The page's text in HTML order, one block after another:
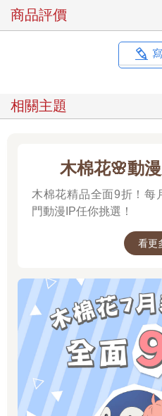
商品評價
相關主題
木棉花🌸動
木棉花精品全面9折！每
門動漫IP任你挑選！
看更